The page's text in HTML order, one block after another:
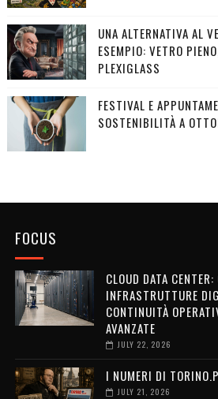
UNA ALTERNATIVA AL
ESEMPIO: VETRO
PLEXIGLASS
FESTIVAL E
SOSTENIBILITÀ A
FOCUS
CLOUD DATA
INFRASTRUTTURE
CONTINUITÀ
AVANZATE
JULY 22, 2026
I NUMERI DI
JULY 21, 2026